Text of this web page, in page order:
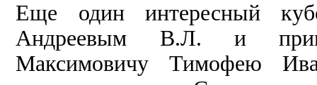
Еще один интересный
Андреевым В.Л. и
Максимовичу Тимофею